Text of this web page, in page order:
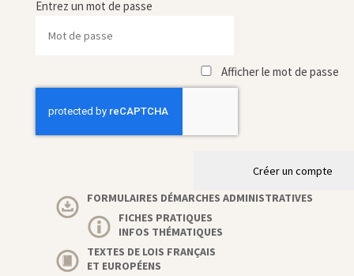
Entrez un mot de passe
Afficher le mot de passe
Créer un compte
FORMULAIRES DÉMARCHES ADMINISTRATIVES
FICHES PRATIQUES
INFOS THÉMATIQUES
TEXTES DE LOIS FRANÇAIS
ET EUROPÉENS